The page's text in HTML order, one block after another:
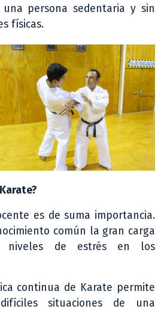
persona sedentaria y sin
físicas.
es de suma importancia.
común la gran carga
niveles de estrés en los
continua de Karate permite
situaciones de una